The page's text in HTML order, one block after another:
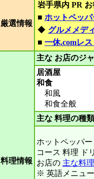
厳選情報
岩手県内 PR
■ ホットペッ
◆ グルメメデ
■ 一休.comレ
料理情報
主な お店のジ
居酒屋
和食
和風
和食全般
主な 料理の種
ホットペッパ
コース 料理 ド
お店の 主な料
※ 英語メニュー